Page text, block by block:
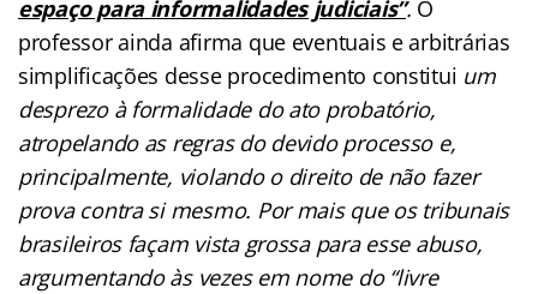
espaço para informalidades judiciais”. O
professor ainda afirma que eventuais e arbitrárias
simplificações desse procedimento constitui um
desprezo à formalidade do ato probatório,
atropelando as regras do devido processo e,
principalmente, violando o direito de não fazer
prova contra si mesmo. Por mais que os tribunais
brasileiros façam vista grossa para esse abuso,
argumentando às vezes em nome do “livre